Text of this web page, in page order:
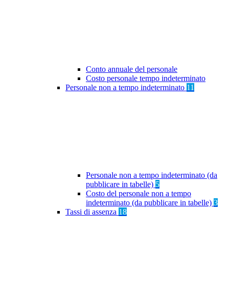
Conto annuale del personale
Costo personale tempo indeterminato
Personale non a tempo indeterminato 11
Personale non a tempo indeterminato (da
pubblicare in tabelle) 5
Costo del personale non a tempo
indeterminato (da pubblicare in tabelle) 3
Tassi di assenza 18